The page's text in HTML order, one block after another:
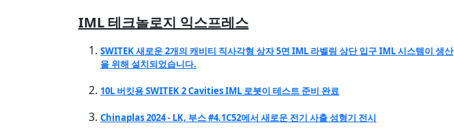
IML 테크놀로지 익스프레스
SWITEK 새로운 2개의 캐비티 직사각형 상자 5면 IML 라벨링 상단 입구 IML 시스템이 생산
을 위해 설치되었습니다.
10L 버킷용 SWITEK 2 Cavities IML 로봇이 테스트 준비 완료
Chinaplas 2024 - LK, 부스 #4.1C52에서 새로운 전기 사출 성형기 전시